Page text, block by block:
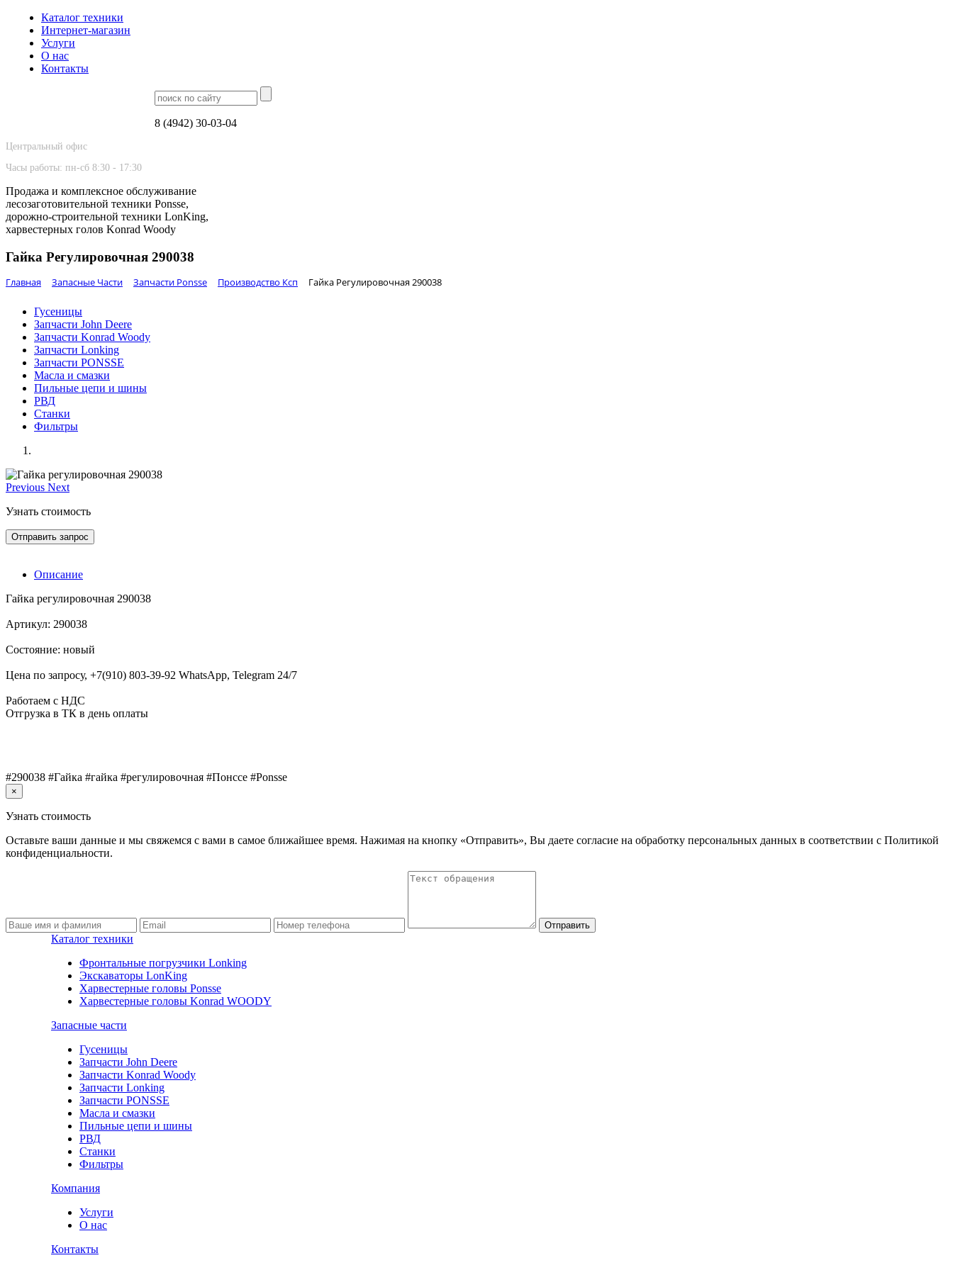
Каталог техники
Интернет-магазин
Услуги
О нас
Контакты
8 (4942) 30-03-04
Центральный офис
Часы работы: пн-сб 8:30 - 17:30
Продажа и комплексное обслуживание
лесозаготовительной техники Ponsse,
дорожно-строительной техники LonKing,
харвестерных голов Konrad Woody
Гайка Регулировочная 290038
Главная Запасные Части Запчасти Ponsse Производство Ксп Гайка Регулировочная 290038
Гусеницы
Запчасти John Deere
Запчасти Konrad Woody
Запчасти Lonking
Запчасти PONSSE
Масла и смазки
Пильные цепи и шины
РВД
Станки
Фильтры
Previous Next
Узнать стоимость
Отправить запрос
Описание
Гайка регулировочная 290038
Артикул: 290038
Состояние: новый
Цена по запросу, +7(910) 803-39-92 WhatsApp, Telegram 24/7
Работаем с НДС
Отгрузка в ТК в день оплаты
#290038 #Гайка #гайка #регулировочная #Понссе #Ponsse
×
Узнать стоимость
Оставьте ваши данные и мы свяжемся с вами в самое ближайшее время. Нажимая на кнопку «Отправить», Вы даете согласие на обработку персональных данных в соответствии с Политикой
конфиденциальности.
Каталог техники
Фронтальные погрузчики Lonking
Экскаваторы LonKing
Харвестерные головы Ponsse
Харвестерные головы Konrad WOODY
Запасные части
Гусеницы
Запчасти John Deere
Запчасти Konrad Woody
Запчасти Lonking
Запчасти PONSSE
Масла и смазки
Пильные цепи и шины
РВД
Станки
Фильтры
Компания
Услуги
О нас
Контакты